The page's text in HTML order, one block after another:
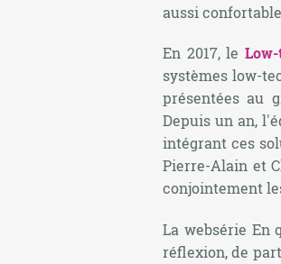
aussi
En 2017, le
systèmes low-
présentées au
Depuis un an,
intégrant ces
Pierre-Alain et
conjointement
La websérie En
réflexion, de